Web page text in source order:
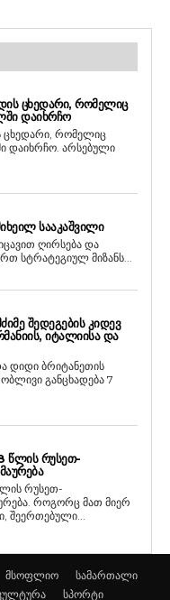
ᲪᲮᲔᲓᲐᲠᲘ, ᲠᲝᲛᲔᲚᲘᲪ
ᲓᲐᲘᲮᲠᲩᲝ
ცხედარი, რომელიც
დაიხრჩო. არსებული
ᲡᲐᲐᲙᲐᲨᲕᲘᲚᲘ
ღირსება და
სტრატეგიულ მიზანს...
ᲨᲔᲓᲔᲒᲔᲑᲘᲡ ᲙᲘᲓᲔᲕ
ᲘᲢᲐᲚᲘᲘᲡᲐ ᲓᲐ
დიდი ბრიტანეთის
განცხადება 7
ᲬᲚᲘᲡ ᲠᲣᲡᲔᲗ-
რუსეთ-
მიერ
შეერთებული...
მსოფლიო
სამართალი
სპორტი